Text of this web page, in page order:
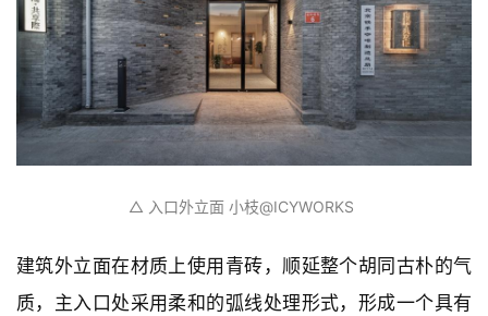
△ 入口外立面 小枝️@ICYWORKS
建筑外立面在材质上使用青砖，顺延整个胡同古朴的气
质，主入口处采用柔和的弧线处理形式，形成一个具有